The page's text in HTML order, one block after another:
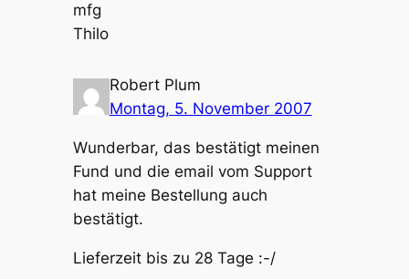
mfg
Thilo
Robert Plum
Montag, 5. November 2007
Wunderbar, das bestätigt meinen
Fund und die email vom Support
hat meine Bestellung auch
bestätigt.
Lieferzeit bis zu 28 Tage :-/